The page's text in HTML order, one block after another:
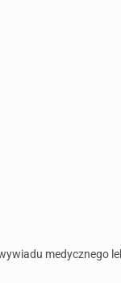
medycznego